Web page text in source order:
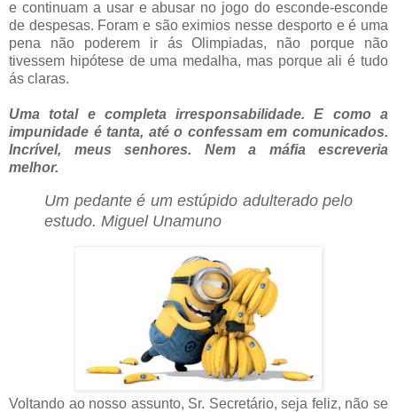
e continuam a usar e abusar no jogo do esconde-esconde
de despesas. Foram e são eximios nesse desporto e é uma
pena não poderem ir ás Olimpiadas, não porque não
tivessem hipótese de uma medalha, mas porque ali é tudo
ás claras.
Uma total e completa irresponsabilidade. E como a
impunidade é tanta, até o confessam em comunicados.
Incrível, meus senhores. Nem a máfia escreveria
melhor.
Um pedante é um estúpido adulterado pelo
estudo. Miguel Unamuno
Voltando ao nosso assunto, Sr. Secretário, seja feliz, não se